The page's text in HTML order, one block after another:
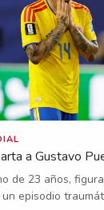
a Gustavo
de 23 años,
episodio